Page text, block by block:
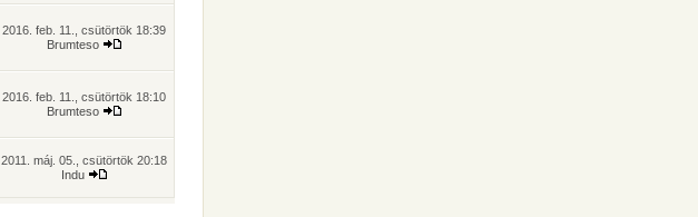
2016. feb. 11., csütörtök 18:39
Brumteso
2016. feb. 11., csütörtök 18:10
Brumteso
2011. máj. 05., csütörtök 20:18
Indu